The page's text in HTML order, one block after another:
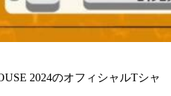
2024のオフィシャルTシャ